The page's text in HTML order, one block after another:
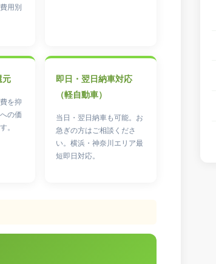
用別
元
を抑
の価
。
即日・翌日納車対応
（軽自動車）
当日・翌日納車も可能。お
急ぎの方はご相談くださ
い。横浜・神奈川エリア最
短即日対応。